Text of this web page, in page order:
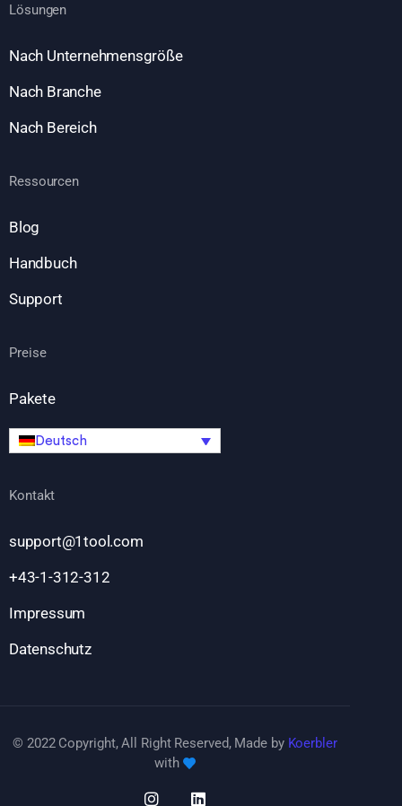
Lösungen
Nach Unternehmensgröße
Nach Branche
Nach Bereich
Ressourcen
Blog
Handbuch
Support
Preise
Pakete
Deutsch
Kontakt
support@1tool.com
+43-1-312-312
Impressum
Datenschutz
© 2022 Copyright, All Right Reserved, Made by Koerbler
with